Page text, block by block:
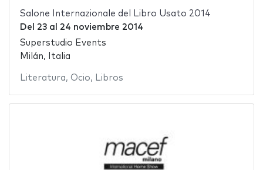
Salone Internazionale del Libro Usato 2014
Del 23al 24 noviembre 2014
Superstudio Events
Milán, Italia
Literatura, Ocio, Libros